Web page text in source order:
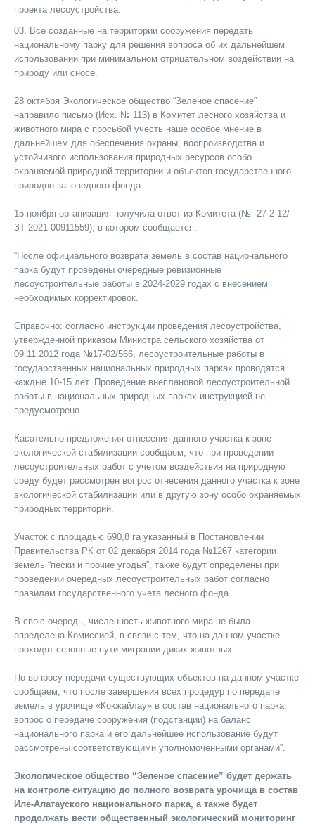
проекта лесоустройства.
Все созданные на территории сооружения передать
национальному парку для решения вопроса об их дальнейшем
использовании при минимальном отрицательном воздействии на
природу или сносе.
28 октября Экологическое общество “Зеленое спасение”
направило письмо (Исх. № 113) в Комитет лесного хозяйства и
животного мира с просьбой учесть наше особое мнение в
дальнейшем для обеспечения охраны, воспроизводства и
устойчивого использования природных ресурсов особо
охраняемой природной территории и объектов государственного
природно-заповедного фонда.
15 ноября организация получила ответ из Комитета (№ 27-2-12/
ЗТ-2021-00911559), в котором сообщается:
“После официального возврата земель в состав национального
парка будут проведены очередные ревизионные
лесоустроительные работы в 2024-2029 годах с внесением
необходимых корректировок.
Справочно: согласно инструкции проведения лесоустройства,
утвержденной приказом Министра сельского хозяйства от
09.11.2012 года №17-02/566, лесоустроительные работы в
государственных национальных природных парках проводятся
каждые 10-15 лет. Проведение внеплановой лесоустроительной
работы в национальных природных парках инструкцией не
предусмотрено.
Касательно предложения отнесения данного участка к зоне
экологической стабилизации сообщаем, что при проведении
лесоустроительных работ c учетом воздействия на природную
среду будет рассмотрен вопрос отнесения данного участка к зоне
экологической стабилизации или в другую зону особо охраняемых
природных территорий.
Участок с площадью 690,8 га указанный в Постановлении
Правительства РК от 02 декабря 2014 года №1267 категории
земель “пески и прочие угодья”, также будут определены при
проведении очередных лесоустроительных работ согласно
правилам государственного учета лесного фонда.
В свою очередь, численность животного мира не была
определена Комиссией, в связи с тем, что на данном участке
проходят сезонные пути миграции диких животных.
По вопросу передачи существующих объектов на данном участке
сообщаем, что после завершения всех процедур по передаче
земель в урочище «Кокжайлау» в состав национального парка,
вопрос о передаче сооружения (подстанции) на баланс
национального парка и его дальнейшее использование будут
рассмотрены соответствующими уполномоченными органами”.
Экологическое общество “Зеленое спасение” будет держать
на контроле ситуацию до полного возврата урочища в состав
Иле-Алатауского национального парка, а также будет
продолжать вести общественный экологический мониторинг